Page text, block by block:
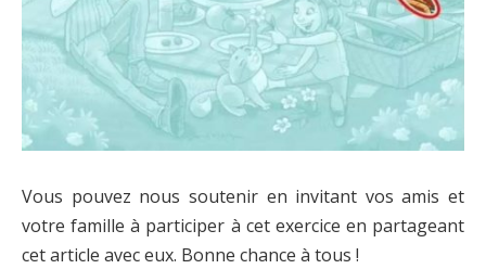
Vous pouvez nous soutenir en invitant vos amis et
votre famille à participer à cet exercice en partageant
cet article avec eux. Bonne chance à tous !